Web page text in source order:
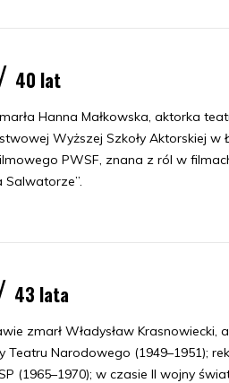
40 lat
Hanna Małkowska, aktorka
Wyższej Szkoły Aktorskiej w
PWSF, znana z ról w
Salwatorze”.
43 lata
zmarł Władysław Krasnowiecki,
Teatru Narodowego (1949–1951);
(1965–1970); w czasie II wojny